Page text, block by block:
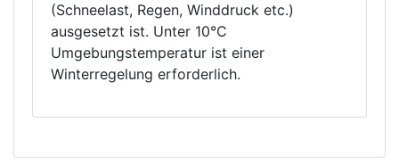
(Schneelast, Regen, Winddruck etc.)
ausgesetzt ist. Unter 10°C
Umgebungstemperatur ist einer
Winterregelung erforderlich.